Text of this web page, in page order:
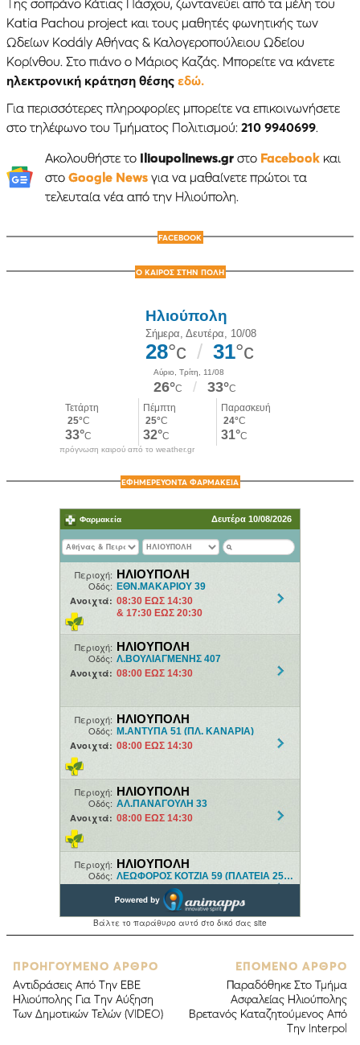
Katia Pachou project και τους μαθητές φωνητικής των
Ωδείων Kodály Αθήνας & Καλογεροπούλειου Ωδείου
Κορίνθου. Στο πιάνο ο Μάριος Καζάς. Μπορείτε να κάνετε
ηλεκτρονική κράτηση θέσης εδώ.
Για περισσότερες πληροφορίες μπορείτε να επικοινωνήσετε
στο τηλέφωνο του Τμήματος Πολιτισμού: 210 9940699.
Ακολουθήστε το Ilioupolinews.grστο Facebookκαι
στο Google Newsγια να μαθαίνετε πρώτοι τα
τελευταία νέα από την Ηλιούπολη.
FACEBOOK
Ο ΚΑΙΡΟΣ ΣΤΗΝ ΠΟΛΗ
πρόγνωση καιρού από το weather.gr
ΕΦΗΜΕΡΕΥΟΝΤΑ ΦΑΡΜΑΚΕΙΑ
ΠΡΟΗΓΟΥΜΕΝΟ ΑΡΘΡΟ
Αντιδράσεις Από Την EBE
Ηλιούπολης Για Την Αύξηση
Των Δημοτικών Τελών (VIDEO)
ΕΠΟΜΕΝΟ ΑΡΘΡΟ
Παραδόθηκε Στο Τμήμα
Ασφαλείας Ηλιούπολης
Βρετανός Καταζητούμενος Από
Την Interpol